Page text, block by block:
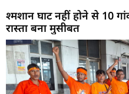
श्मशान घाट नहीं होने से 10
रास्ता बना मुसीबत